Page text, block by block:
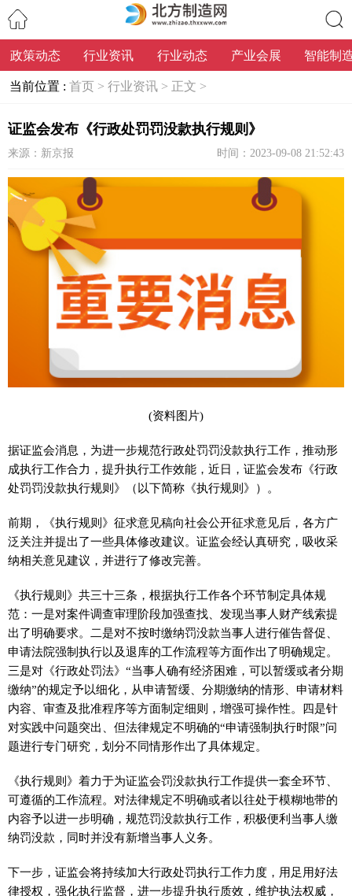
搜索
政策动态 行业资讯 行业动态 产业会展 智能制
当前位置 : 首页 > 行业资讯 > 正文 >
证监会发布《行政处罚罚没款执行规则》
来源：新京报 时间：2023-09-08 21:52:43
(资料图片)
据证监会消息，为进一步规范行政处罚罚没款执行工作，推动形
成执行工作合力，提升执行工作效能，近日，证监会发布《行政
处罚罚没款执行规则》（以下简称《执行规则》）。
前期，《执行规则》征求意见稿向社会公开征求意见后，各方广
泛关注并提出了一些具体修改建议。证监会经认真研究，吸收采
纳相关意见建议，并进行了修改完善。
《执行规则》共三十三条，根据执行工作各个环节制定具体规
范：一是对案件调查审理阶段加强查找、发现当事人财产线索提
出了明确要求。二是对不按时缴纳罚没款当事人进行催告督促、
申请法院强制执行以及退库的工作流程等方面作出了明确规定。
三是对《行政处罚法》“当事人确有经济困难，可以暂缓或者分期
缴纳”的规定予以细化，从申请暂缓、分期缴纳的情形、申请材料
内容、审查及批准程序等方面制定细则，增强可操作性。四是针
对实践中问题突出、但法律规定不明确的“申请强制执行时限”问
题进行专门研究，划分不同情形作出了具体规定。
《执行规则》着力于为证监会罚没款执行工作提供一套全环节、
可遵循的工作流程。对法律规定不明确或者以往处于模糊地带的
内容予以进一步明确，规范罚没款执行工作，积极便利当事人缴
纳罚没款，同时并没有新增当事人义务。
下一步，证监会将持续加大行政处罚执行工作力度，用足用好法
律授权，强化执行监督，进一步提升执行质效，维护执法权威，